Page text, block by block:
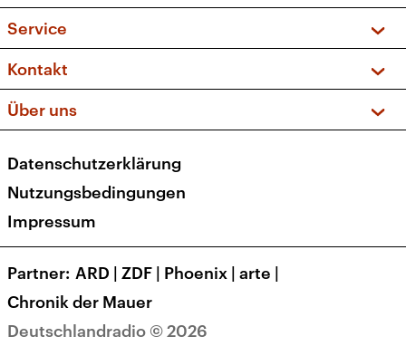
Sendungen und Podcasts
Musikliste
Kakadu – Das Kinderprogramm
Frequenzen (UKW + DAB+)
Service
FAQ
Apps
Newsletter
Veranstaltungen
Kontakt
Social Media
Über uns
Presse
Karriere
Transparenz
Deutschlandradio © 2026
Datenschutzerklärung
Nutzungsbedingungen
Impressum
Partner ARD | ZDF | Phoenix | arte |
Chronik der Mauer